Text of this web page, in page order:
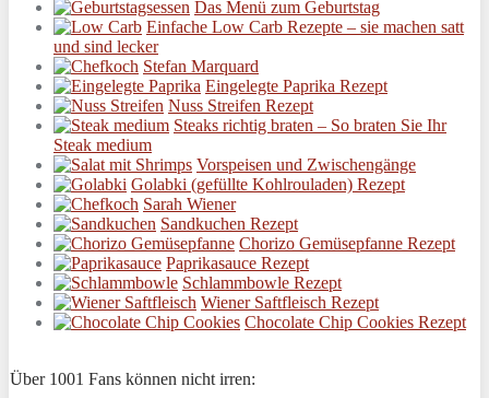
Das Menü zum Geburtstag
Einfache Low Carb Rezepte – sie machen satt
und sind lecker
Stefan Marquard
Eingelegte Paprika Rezept
Nuss Streifen Rezept
Steaks richtig braten – So braten Sie Ihr
Steak medium
Vorspeisen und Zwischengänge
Golabki (gefüllte Kohlrouladen) Rezept
Sarah Wiener
Sandkuchen Rezept
Chorizo Gemüsepfanne Rezept
Paprikasauce Rezept
Schlammbowle Rezept
Wiener Saftfleisch Rezept
Chocolate Chip Cookies Rezept
Über 1001 Fans können nicht irren: